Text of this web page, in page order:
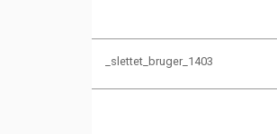
_slettet_bruger_1403